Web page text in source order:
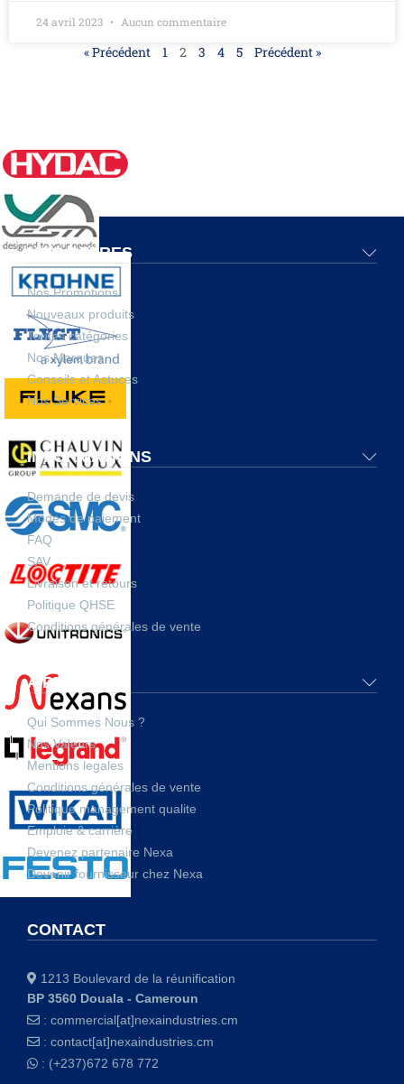
24 avril 2023 Aucun commentaire
« Précédent 1 2 3 4 5 Précédent »
NOS OFFRES
Nos Promotions
Nouveaux produits
Toutes catégories
Nos Marques
Conseils et Astuces
Nos Services
INFORMATIONS
Demande de devis
Modes de paiement
FAQ
SAV
Livraison et retours
Politique QHSE
Conditions générales de vente
A PROPOS
Qui Sommes Nous ?
Nos Valeurs
Mentions legales
Conditions générales de vente
Politique management qualite
Emploie & carrière
Devenez partenaire Nexa
Devenir fournisseur chez Nexa
CONTACT
1213 Boulevard de la réunification
BP 3560 Douala - Cameroun
: commercial[at]nexaindustries.cm
: contact[at]nexaindustries.cm
: (+237)672 678 772